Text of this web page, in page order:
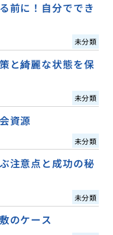
前に！自分ででき
未分類
と綺麗な状態を保
未分類
資源
未分類
注意点と成功の秘
未分類
のケース